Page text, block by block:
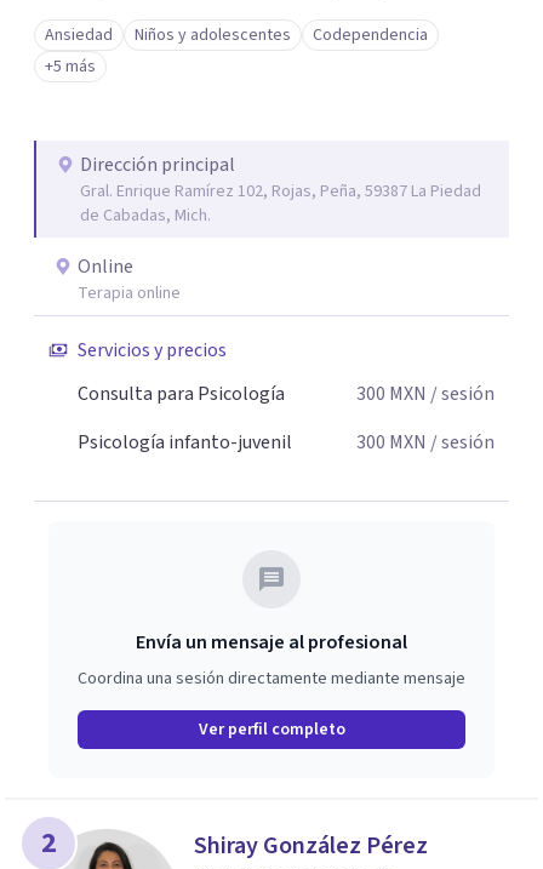
a tus necesidades específicas. Estoy aquí para escucharte
y brindarte las herramientas necesarias para fortalecer
tu paz mental.
Ansiedad Niños y adolescentes
Codependencia
+5 más
Dirección principal
Gral. Enrique Ramírez 102, Rojas, Peña, 59387 La Piedad
de Cabadas, Mich.
Online
Terapia online
Servicios y precios
Consulta para Psicología
300 MXN / sesión
Psicología infanto-juvenil
300 MXN / sesión
Envía un mensaje al profesional
Coordina una sesión directamente mediante mensaje
Ver perfil completo
2 Shiray González Pérez